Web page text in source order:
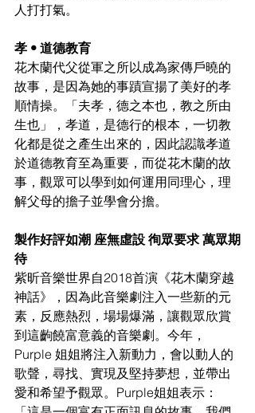
人打打氣。
孝 • 道德教育
花木蘭代父從軍之所以成為家傳戶曉的
故事，是因為她的事蹟宣揚了美好的孝
順情操。「夫孝，德之本也，教之所由
生也」，孝道，是德行的根本，一切教
化都是從之產生出來的，因此認識孝道
於道德教育至為重要，而從花木蘭的故
事，觀眾可以學到如何運用同理心，理
解父母的擔子並學會分擔。
製作好評如潮 座無虛設 徇眾要求 萬眾期
待
紫昕音樂世界自2018首演《花木蘭穿越
神話》，因為此音樂劇注入一些新的元
素，反應熱烈，場場爆滿，讓觀眾欣賞
到這齣饒富意義的音樂劇。今年，
Purple 姐姐將注入新動力，會以動人的
歌聲，尋找、實現及堅持夢想，並帶出
愛和希望予觀眾。Purple姐姐表示：